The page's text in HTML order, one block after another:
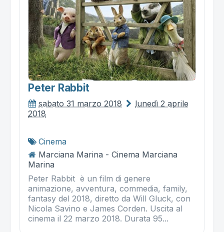
Peter Rabbit
sabato 31 marzo 2018
lunedì 2 aprile
2018
Cinema
Marciana Marina - Cinema Marciana
Marina
Peter Rabbit è un film di genere
animazione, avventura, commedia, family,
fantasy del 2018, diretto da Will Gluck, con
Nicola Savino e James Corden. Uscita al
cinema il 22 marzo 2018. Durata 95...